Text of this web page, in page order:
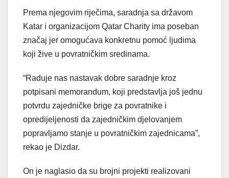
Prema njegovim riječima, saradnja sa državom
Katar i organizacijom Qatar Charity ima poseban
značaj jer omogućava konkretnu pomoć ljudima
koji žive u povratničkim sredinama.
“Raduje nas nastavak dobre saradnje kroz
potpisani memorandum, koji predstavlja još jednu
potvrdu zajedničke brige za povratnike i
opredijeljenosti da zajedničkim djelovanjem
popravljamo stanje u povratničkim zajednicama”,
rekao je Dizdar.
On je naglasio da su brojni projekti realizovani